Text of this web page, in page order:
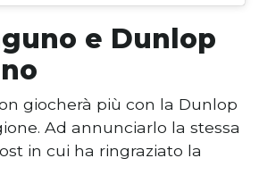
e Dunlop
giocherà più con la Dunlop
Ad annunciarlo la stessa
in cui ha ringraziato la